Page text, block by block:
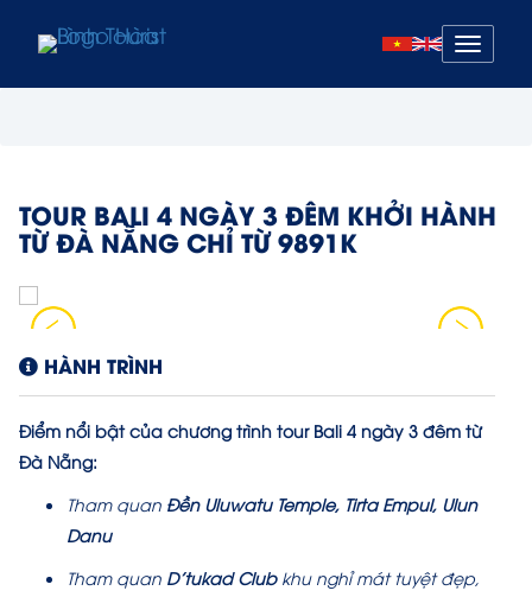
Mở
menu
TOUR BALI 4 NGÀY 3 ĐÊM KHỞI HÀNH
TỪ ĐÀ NẴNG CHỈ TỪ 9891K
HÀNH TRÌNH
Điểm nổi bật của chương trình tour Bali 4 ngày 3 đêm từ
Đà Nẵng:
Tham quan Đền Uluwatu Temple, Tirta Empul, Ulun
Danu
Tham quan D’tukad Clubkhu nghỉ mát tuyệt đẹp,